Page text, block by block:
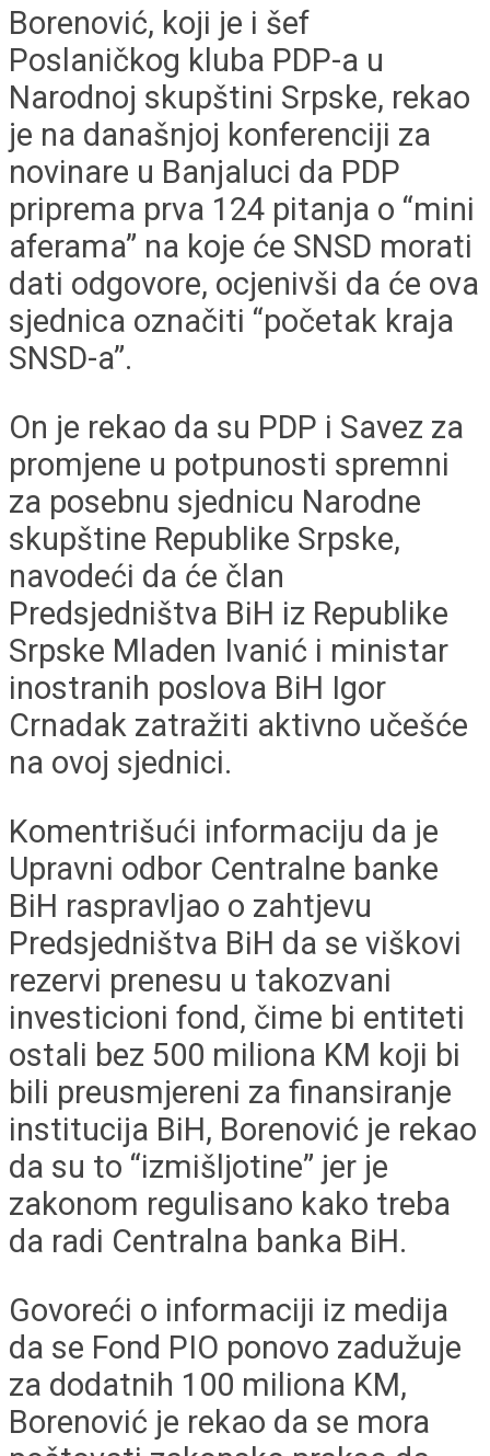
Borenović, koji je i šef
Poslaničkog kluba PDP-a u
Narodnoj skupštini Srpske, rekao
je na današnjoj konferenciji za
novinare u Banjaluci da PDP
priprema prva 124 pitanja o “mini
aferama” na koje će SNSD morati
dati odgovore, ocjenivši da će ova
sjednica označiti “početak kraja
SNSD-a”.
On je rekao da su PDP i Savez za
promjene u potpunosti spremni
za posebnu sjednicu Narodne
skupštine Republike Srpske,
navodeći da će član
Predsjedništva BiH iz Republike
Srpske Mladen Ivanić i ministar
inostranih poslova BiH Igor
Crnadak zatražiti aktivno učešće
na ovoj sjednici.
Komentrišući informaciju da je
Upravni odbor Centralne banke
BiH raspravljao o zahtjevu
Predsjedništva BiH da se viškovi
rezervi prenesu u takozvani
investicioni fond, čime bi entiteti
ostali bez 500 miliona KM koji bi
bili preusmjereni za finansiranje
institucija BiH, Borenović je rekao
da su to “izmišljotine” jer je
zakonom regulisano kako treba
da radi Centralna banka BiH.
Govoreći o informaciji iz medija
da se Fond PIO ponovo zadužuje
za dodatnih 100 miliona KM,
Borenović je rekao da se mora